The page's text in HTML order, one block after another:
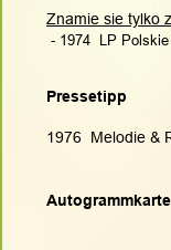
Znamie sie tylko
- 1974  LP
Pressetipp
1976  Melodie &
Autogrammkarte